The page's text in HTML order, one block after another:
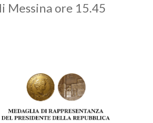
Messina ore 15.45